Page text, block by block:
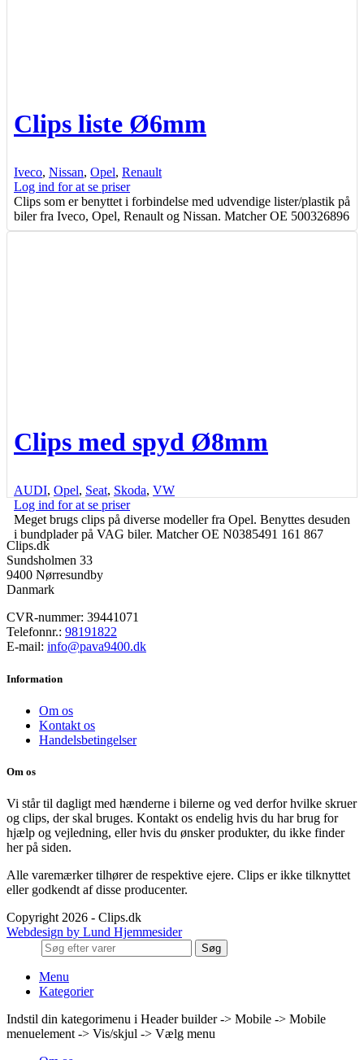
Clips liste Ø6mm
Iveco, Nissan, Opel, Renault
Log ind for at se priser
Clips som er benyttet i forbindelse med udvendige lister/plastik på
biler fra Iveco, Opel, Renault og Nissan. Matcher OE 500326896
Clips med spyd Ø8mm
AUDI, Opel, Seat, Skoda, VW
Log ind for at se priser
Meget brugs clips på diverse modeller fra Opel. Benyttes desuden
i bundplader på VAG biler. Matcher OE N0385491 161 867
Clips.dk
Sundsholmen 33
9400 Nørresundby
Danmark
CVR-nummer: 39441071
Telefonnr.: 98191822
E-mail: info@pava9400.dk
Information
Om os
Kontakt os
Handelsbetingelser
Om os
Vi står til dagligt med hænderne i bilerne og ved derfor hvilke skruer
og clips, der skal bruges. Kontakt os endelig hvis du har brug for
hjælp og vejledning, eller hvis du ønsker produkter, du ikke finder
her på siden.
Alle varemærker tilhører de respektive ejere. Clips er ikke tilknyttet
eller godkendt af disse producenter.
Copyright 2026 - Clips.dk
Webdesign by Lund Hjemmesider
Søg
Menu
Kategorier
Indstil din kategorimenu i Header builder -> Mobile -> Mobile
menuelement -> Vis/skjul -> Vælg menu